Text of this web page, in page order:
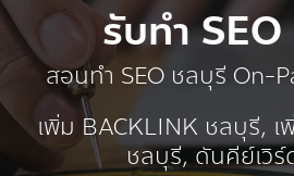
รับทำ
สอนทำ SEO ชลบุรี On-
เพิ่ม BACKLINK ชลบุรี, เ
ชลบุรี, ดันคีย์เวิ